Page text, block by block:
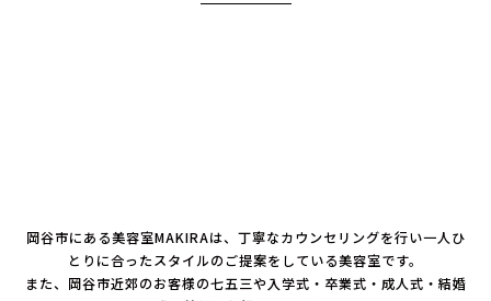
岡谷市にある美容室MAKIRAは、丁寧なカウンセリングを行い一人ひ
とりに合ったスタイルのご提案をしている美容室です。
また、岡谷市近郊のお客様の七五三や入学式・卒業式・成人式・結婚